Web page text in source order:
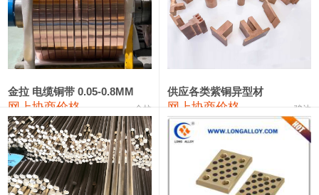
无氧铜丝(硬) 109,710—110,010 109,860
R410A专用紫铜管 113,700—113,700
铸造铝合金锭(A380） 26,300—26,500 26,400 100
铝合金ADC12 24,200—24,400 100
铸造铝合金锭(ZL102) 24,300—24,500 24,400
金拉 电缆铜带 0.05-0.8MM
网上协商价格 金拉
供应各类紫铜异型材
网上协商价格 骏达